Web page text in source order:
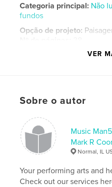
Categoria principal: Não
fundos
Opção de projeto:
Data de publicação:nov
ye
VER
Sobre o autor
Music
Mark R
Normal, IL
Your performing arts and
Check out our services